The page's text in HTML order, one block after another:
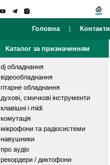
Головна | Контакти
Каталог за призначенням
dj обладнання
відеообладнання
гітарне обладнання
духові, смичкові інструменти
клавішні і midi
комутація
мікрофони та радіосистеми
навушники
про аудіо
рекордери / диктофони